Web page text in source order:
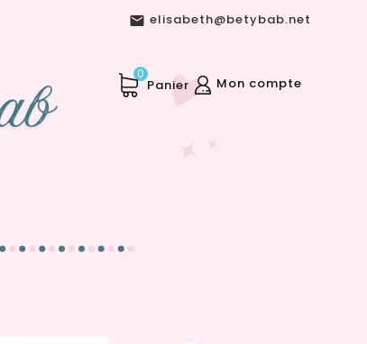
 elisabeth@betybab.net
Mon compte
Panier
0